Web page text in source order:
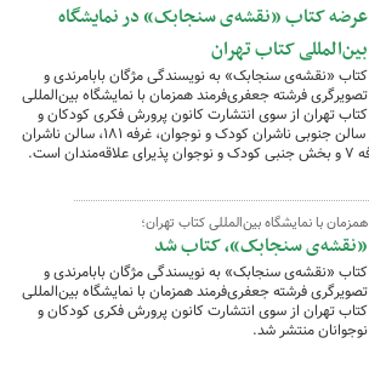
عرضه کتاب‌ «نقشه‌ی سنجابک» در نمایشگاه
بین‌المللی کتاب تهران
کتاب «نقشه‌ی سنجابک» به نویسندگی مژگان بابامرندی و
تصویرگری فرشته جعفری‌فرمند همزمان با نمایشگاه بین‌المللی
کتاب تهران از سوی انتشارت کانون پرورش فکری کودکان و
نوجوانان منتشر شد. کانون در سالن جنوبی ناشران کودک و نوجوان، غرفه ۱۸۱، سالن ناشران
همزمان با نمایشگاه بین‌المللی کتاب تهران؛
«نقشه‌ی سنجابک»، کتاب شد
کتاب «نقشه‌ی سنجابک» به نویسندگی مژگان بابامرندی و
تصویرگری فرشته جعفری‌فرمند همزمان با نمایشگاه بین‌المللی
کتاب تهران از سوی انتشارت کانون پرورش فکری کودکان و
نوجوانان منتشر شد.